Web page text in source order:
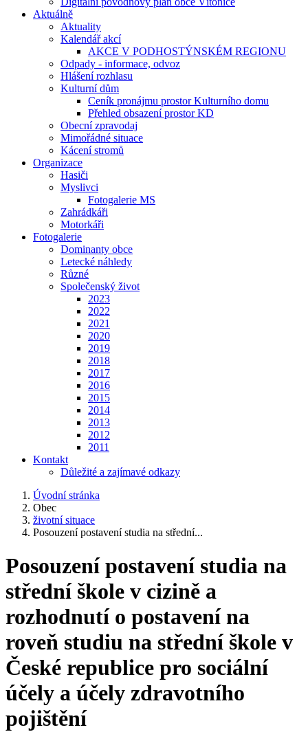
Aktuálně
Aktuality
Kalendář akcí
AKCE V PODHOSTÝNSKÉM REGIONU
Odpady - informace, odvoz
Hlášení rozhlasu
Kulturní dům
Ceník pronájmu prostor Kulturního domu
Přehled obsazení prostor KD
Obecní zpravodaj
Mimořádné situace
Kácení stromů
Organizace
Hasiči
Myslivci
Fotogalerie MS
Zahrádkáři
Motorkáři
Fotogalerie
Dominanty obce
Letecké náhledy
Různé
Společenský život
2023
2022
2021
2020
2019
2018
2017
2016
2015
2014
2013
2012
2011
Kontakt
Důležité a zajímavé odkazy
Úvodní stránka
Obec
životní situace
Posouzení postavení studia na střední...
Posouzení postavení studia na
střední škole v cizině a
rozhodnutí o postavení na
roveň studiu na střední škole v
České republice pro sociální
účely a účely zdravotního
pojištění